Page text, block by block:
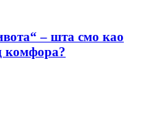
– шта смо као
комфора?